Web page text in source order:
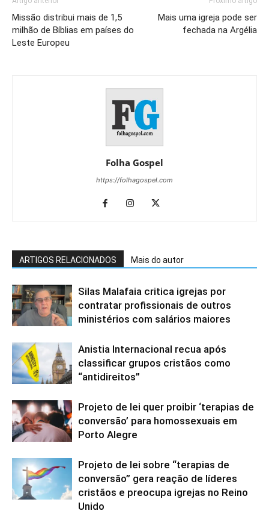
Missão distribui mais de 1,5
milhão de Bíblias em países do
Leste Europeu
Mais uma igreja pode ser
fechada na Argélia
Folha Gospel
https://folhagospel.com
ARTIGOS RELACIONADOS Mais do autor
Silas Malafaia critica igrejas por
contratar profissionais de outros
ministérios com salários maiores
Anistia Internacional recua após
classificar grupos cristãos como
“antidireitos”
Projeto de lei quer proibir ‘terapias de
conversão’ para homossexuais em
Porto Alegre
Projeto de lei sobre “terapias de
conversão” gera reação de líderes
cristãos e preocupa igrejas no Reino
Unido